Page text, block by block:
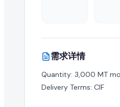
买家要求的具体运输条款(例如
买家通常寻求长期的制造合作
国际出口商可以对此采购需
当然可以。EximNext 是全球
需求详情
Quantity: 3,000 MT
Delivery Terms: CIF